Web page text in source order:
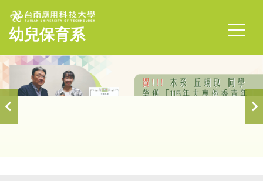
跳
到
主
內
容
幼兒保育系